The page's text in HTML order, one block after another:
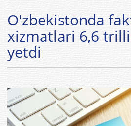
O'zbekistonda
xizmatlari 6,6
yetdi